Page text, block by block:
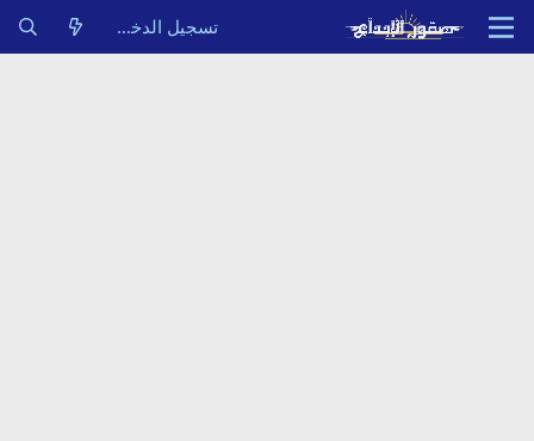
تسجيل الدخول